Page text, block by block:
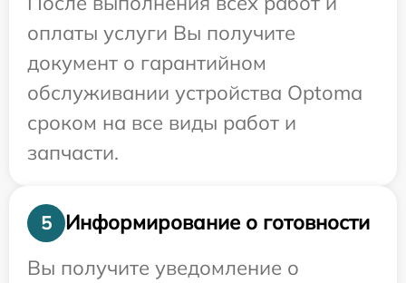
оплаты услуги Вы получите
документ о гарантийном
обслуживании устройства Optoma
сроком на все виды работ и
запчасти.
5
Информирование о готовности
Вы получите уведомление о